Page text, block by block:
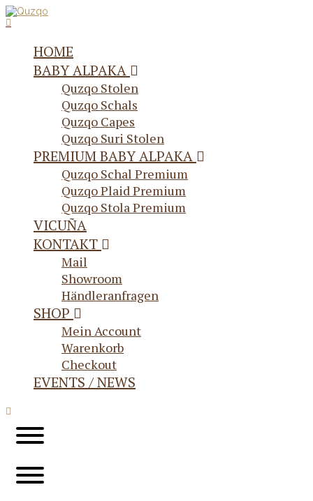
HOME
BABY ALPAKA
Quzqo Stolen
Quzqo Schals
Quzqo Capes
Quzqo Suri Stolen
PREMIUM BABY ALPAKA
Quzqo Schal Premium
Quzqo Plaid Premium
Quzqo Stola Premium
VICUÑA
KONTAKT
Mail
Showroom
Händleranfragen
SHOP
Mein Account
Warenkorb
Checkout
EVENTS / NEWS